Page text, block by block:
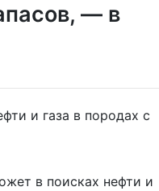
— в
в поисках нефти и